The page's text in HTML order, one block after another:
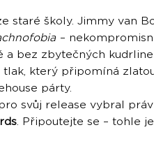
staré školy. Jimmy van
–
a bez zbytečných
který připomíná
párty.
svůj release vybral
. Připoutejte se – tohle